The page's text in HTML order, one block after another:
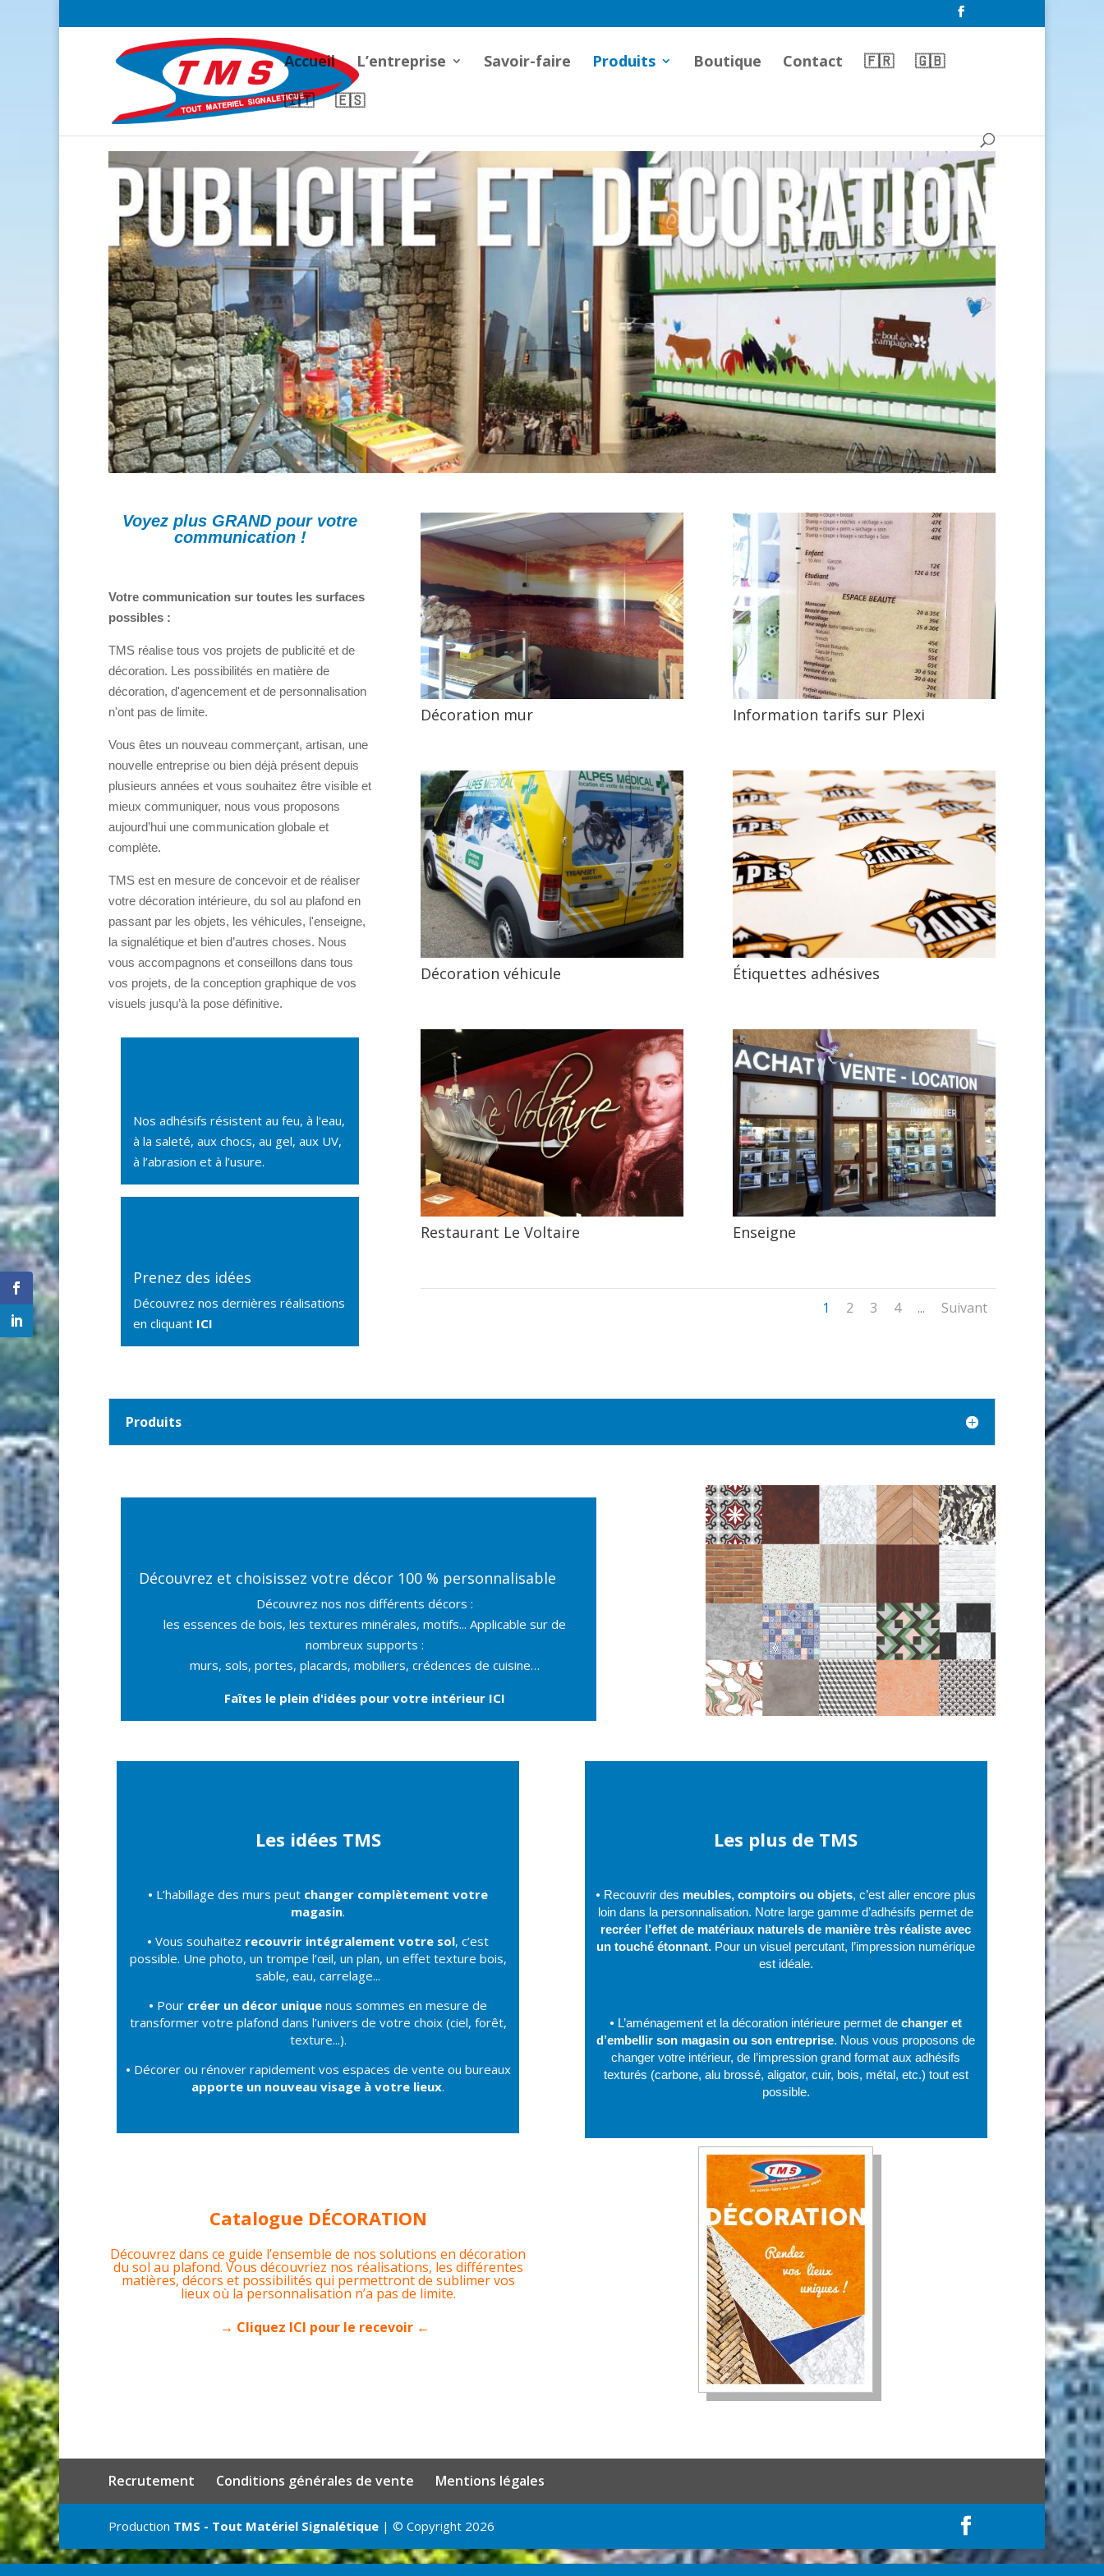
Accueil L’entreprise Savoir-faire Produits Boutique Contact 🇫🇷
🇬🇧
🇮🇹
🇪🇸
Voyez plus GRAND pour votre
communication !
Votre communication sur toutes les surfaces
possibles :
TMS réalise tous vos projets de publicité et de
décoration. Les possibilités en matière de
décoration, d'agencement et de personnalisation
n'ont pas de limite.
Vous êtes un nouveau commerçant, artisan, une
nouvelle entreprise ou bien déjà présent depuis
plusieurs années et vous souhaitez être visible et
mieux communiquer, nous vous proposons
aujourd’hui une communication globale et
complète.
TMS est en mesure de concevoir et de réaliser
votre décoration intérieure, du sol au plafond en
passant par les objets, les véhicules, l'enseigne,
la signalétique et bien d’autres choses. Nous
vous accompagnons et conseillons dans tous
vos projets, de la conception graphique de vos
visuels jusqu’à la pose définitive.
Nos adhésifs résistent au feu, à l'eau,
à la saleté, aux chocs, au gel, aux UV,
à l’abrasion et à l’usure.
Prenez des idées
Découvrez nos dernières réalisations
en cliquant ICI
Décoration mur Information tarifs sur Plexi
Décoration véhicule Étiquettes adhésives
Restaurant Le Voltaire Enseigne
1 2 3 4 ... Suivant
Produits
Découvrez et choisissez votre décor 100 % personnalisable
Découvrez nos nos différents décors :
les essences de bois, les textures minérales, motifs... Applicable sur de
nombreux supports :
murs, sols, portes, placards, mobiliers, crédences de cuisine…
Faîtes le plein d'idées pour votre intérieur ICI
Les idées TMS
• L’habillage des murs peut changer complètement votre
magasin.
•Vous souhaitez recouvrir intégralement votre sol, c’est
possible. Une photo, un trompe l’œil, un plan, un effet texture bois,
sable, eau, carrelage...
• Pour créer un décor unique nous sommes en mesure de
transformer votre plafond dans l’univers de votre choix (ciel, forêt,
texture...).
• Décorer ou rénover rapidement vos espaces de vente ou bureaux
apporte un nouveau visage à votre lieux.
Catalogue DÉCORATION
Découvrez dans ce guide l’ensemble de nos solutions en décoration
du sol au plafond. Vous découvriez nos réalisations, les différentes
matières, décors et possibilités qui permettront de sublimer vos
lieux où la personnalisation n’a pas de limite.
→ Cliquez ICI pour le recevoir ←
Les plus de TMS
• Recouvrir des meubles, comptoirs ou objets, c’est aller encore plus
loin dans la personnalisation. Notre large gamme d’adhésifs permet de
recréer l’effet de matériaux naturels de manière très réaliste avec
un touché étonnant. Pour un visuel percutant, l’impression numérique
est idéale.
• L’aménagement et la décoration intérieure permet dechanger et
d’embellir son magasin ou son entreprise. Nous vous proposons de
changer votre intérieur, de l’impression grand format aux adhésifs
texturés (carbone, alu brossé, aligator, cuir, bois, métal, etc.) tout est
possible.
Recrutement Conditions générales de vente Mentions légales
Production TMS - Tout Matériel Signalétique | © Copyright 2026